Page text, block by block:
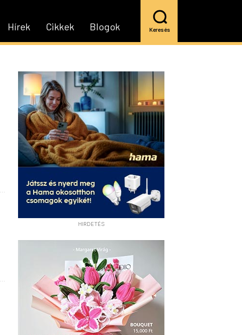
Blogok
Cikkek
Hírek Keresés
HIRDETÉS